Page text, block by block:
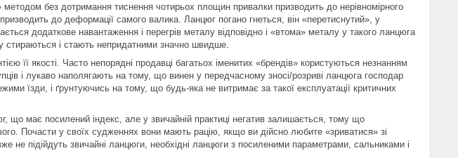
без дотримання тиснення чотирьох площин привалки призводить до нерівномірного
до деформації самого валика. Ланцюг погано гнеться, він «перетиснутий», у
додаткове навантаження і перегрів металу відповідно і «втома» металу у такого ланцюга
стираються і стають непридатними значно швидше.
її якості. Часто непорядні продавці багатьох іменитих «брендів» користуються незнанням
і лукаво наполягають на тому, що винен у передчасному зносі/розриві ланцюга господар
їзди, і ґрунтуючись на тому, що будь-яка не витримає за такої експлуатації критичних
має посилений індекс, але у звичайній практиці негатив залишається, тому що
Почасти у своїх судженнях вони мають рацію, якщо ви дійсно любите «зриватися» зі
не підійдуть звичайні ланцюги, необхідні ланцюги з посиленими параметрами, сальниками і